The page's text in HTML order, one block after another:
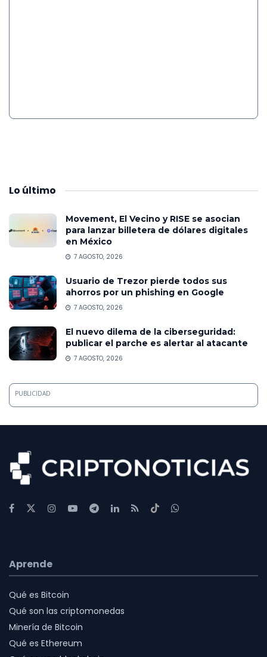
Lo último
Movement, El Vecino y RISE se asocian
para lanzar billetera de dólares digitales
en México
7 AGOSTO, 2026
Usuario de Trezor pierde todos sus
ahorros por un phishing en Google
7 AGOSTO, 2026
El nuevo dilema de la ciberseguridad:
publicar el parche es alertar al atacante
7 AGOSTO, 2026
PUBLICIDAD
Aprende
Qué es Bitcoin
Qué son las criptomonedas
Minería de Bitcoin
Qué es Ethereum